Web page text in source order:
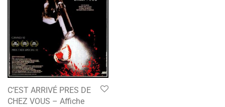
C’EST ARRIVÉ PRES DE
CHEZ VOUS – Affiche